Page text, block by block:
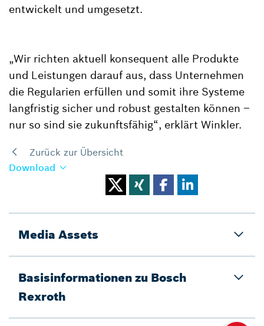
entwickelt und umgesetzt.
„Wir richten aktuell konsequent alle Produkte
und Leistungen darauf aus, dass Unternehmen
die Regularien erfüllen und somit ihre Systeme
langfristig sicher und robust gestalten können –
nur so sind sie zukunftsfähig“, erklärt Winkler.
Zurück zur Übersicht
Download
Media Assets
Basisinformationen zu Bosch
Rexroth